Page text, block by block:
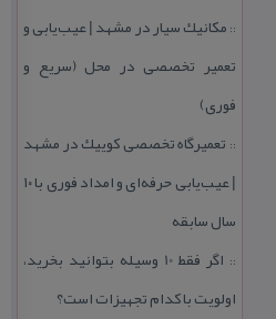
:: مكانیك سیار در مشهد | عیب‌یابی و
تعمیر تخصصی در محل (سریع و
فوری)
:: تعمیرگاه تخصصی كوییك در مشهد
| عیب‌یابی حرفه‌ای و امداد فوری با ۱۰
سال سابقه
::
اگر فقط 10 وسیله بتوانید بخرید،
اولویت با كدام تجهیزات است؟